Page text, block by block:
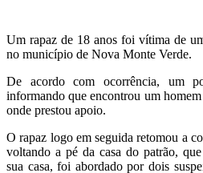
Um rapaz de 18 anos foi vítima de
no município de Nova Monte Verde.
De acordo com ocorrência, um
informando que encontrou um homem
onde prestou apoio.
O rapaz logo em seguida retomou a
voltando a pé da casa do patrão,
sua casa, foi abordado por dois